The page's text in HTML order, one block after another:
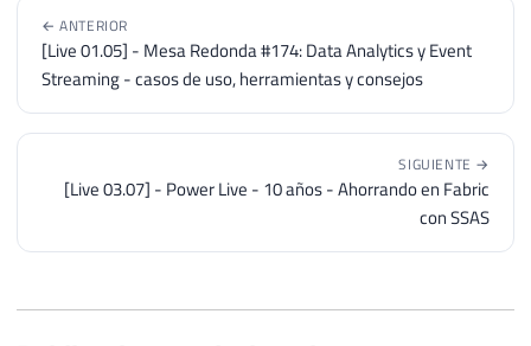
← ANTERIOR
[Live 01.05] - Mesa Redonda #174: Data Analytics y Event
Streaming - casos de uso, herramientas y consejos
SIGUIENTE →
[Live 03.07] - Power Live - 10 años - Ahorrando en Fabric
con SSAS